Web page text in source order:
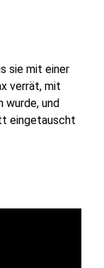
sie mit einer
verrät, mit
wurde, und
eingetauscht